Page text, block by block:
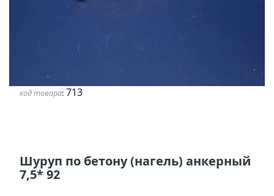
код товара: 713
Шуруп по бетону (нагель) анкерный
7,5* 92